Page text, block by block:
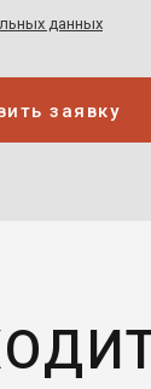
данных
заявку